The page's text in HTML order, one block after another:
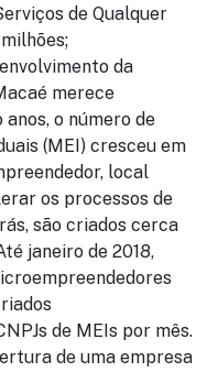
de Qualquer
da
merece
o número de
(MEI) cresceu em
local
os processos de
são criados cerca
janeiro de 2018,
de MEIs por mês.
de uma empresa